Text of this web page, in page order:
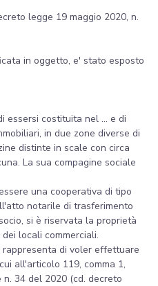
legge 19 maggio 2020, n.
in oggetto, e' stato esposto
essersi costituita nel ... e di
in due zone diverse di
distinte in scale con circa
La sua compagine sociale
una cooperativa di tipo
notarile di trasferimento
si è riservata la proprietà
locali commerciali.
di voler effettuare
all'articolo 119, comma 1,
34 del 2020 (cd. decreto